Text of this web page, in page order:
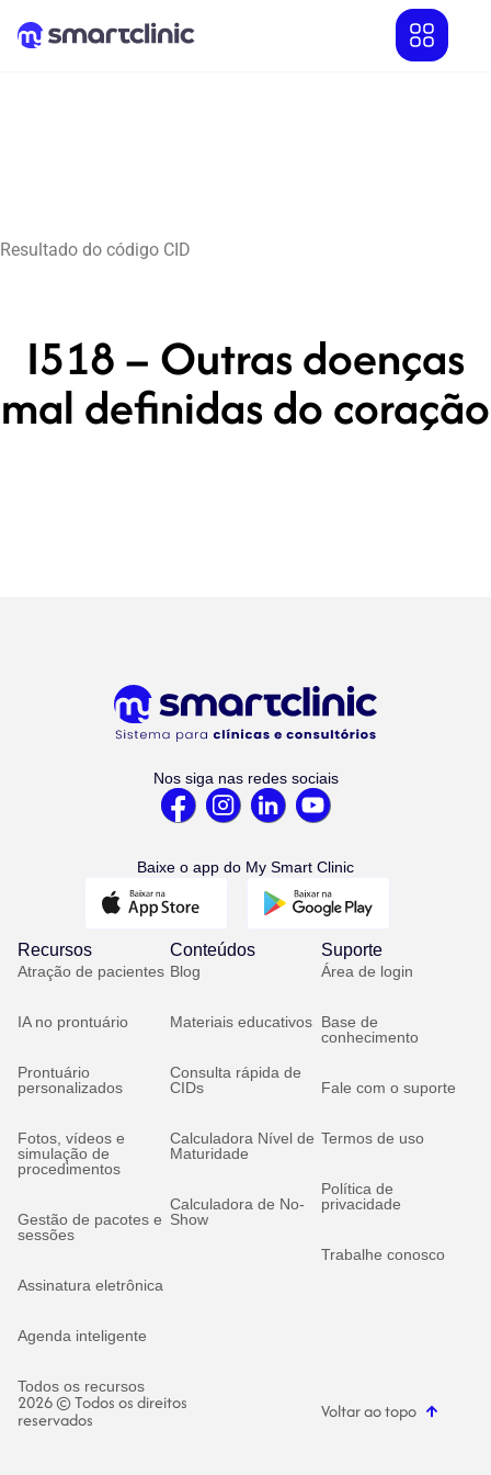
Resultado do código CID
I518 – Outras doenças
mal definidas do coração
Nos siga nas redes sociais
Baixe o app do My Smart Clinic
Recursos
Atração de pacientes
IA no prontuário
Prontuário
personalizados
Fotos, vídeos e
simulação de
procedimentos
Gestão de pacotes e
sessões
Assinatura eletrônica
Agenda inteligente
Todos os recursos
Conteúdos
Blog
Materiais educativos
Consulta rápida de
CIDs
Calculadora Nível de
Maturidade
Calculadora de No-
Show
Suporte
Área de login
Base de
conhecimento
Fale com o suporte
Termos de uso
Política de
privacidade
Trabalhe conosco
2026 © Todos os direitos
reservados Voltar ao topo